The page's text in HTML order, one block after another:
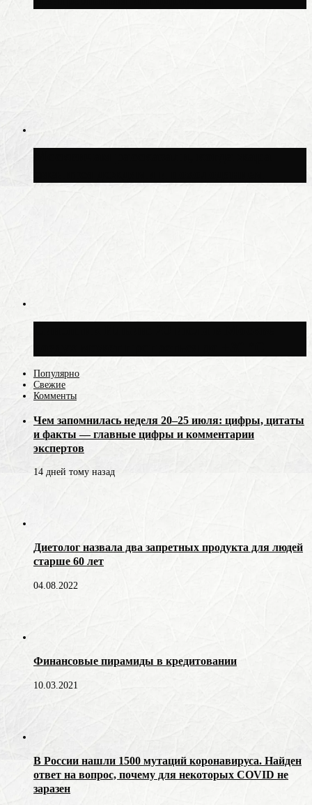
Популярно
Свежие
Комменты
Чем запомнилась неделя 20–25 июля: цифры, цитаты
и факты — главные цифры и комментарии
экспертов
14 дней тому назад
Диетолог назвала два запретных продукта для людей
старше 60 лет
04.08.2022
Финансовые пирамиды в кредитовании
10.03.2021
В России нашли 1500 мутаций коронавируса. Найден
ответ на вопрос, почему для некоторых COVID не
заразен